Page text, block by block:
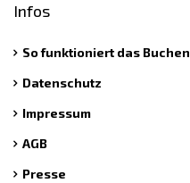
Infos
So funktioniert das Buchen
Datenschutz
Impressum
AGB
Presse